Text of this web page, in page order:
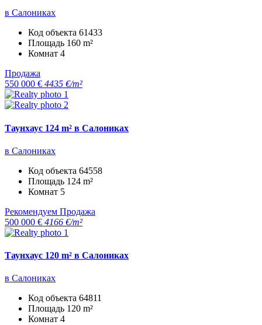
в Салониках
Код объекта 61433
Площадь 160 m²
Комнат 4
Продажа
550 000 € 4435 €/m²
Таунхаус 124 m² в Салониках
в Салониках
Код объекта 64558
Площадь 124 m²
Комнат 5
Рекомендуем Продажа
500 000 € 4166 €/m²
Таунхаус 120 m² в Салониках
в Салониках
Код объекта 64811
Площадь 120 m²
Комнат 4